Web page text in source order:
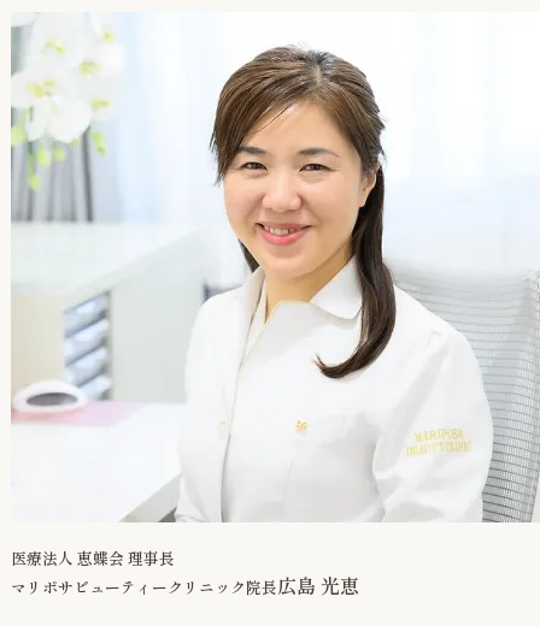
医療法人 恵蝶会 理事長
マリポサビューティークリニック院長広島 光恵